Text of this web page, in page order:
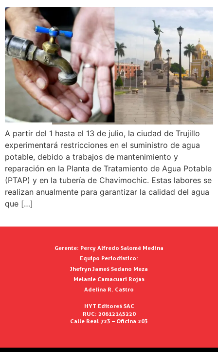
A partir del 1 hasta el 13 de julio, la ciudad de Trujillo
experimentará restricciones en el suministro de agua
potable, debido a trabajos de mantenimiento y
reparación en la Planta de Tratamiento de Agua Potable
(PTAP) y en la tubería de Chavimochic. Estas labores se
realizan anualmente para garantizar la calidad del agua
que […]
Gerente: Percy Alfredo Salomé Medina
Equipo Periodístico:
Jhefryn James Sedano Meza
Melanie Camacuari Rojas
Adelina R. Castro
HYT Editores SAC
RUC: 20612145220
Calle Real 723 – Oficina 203